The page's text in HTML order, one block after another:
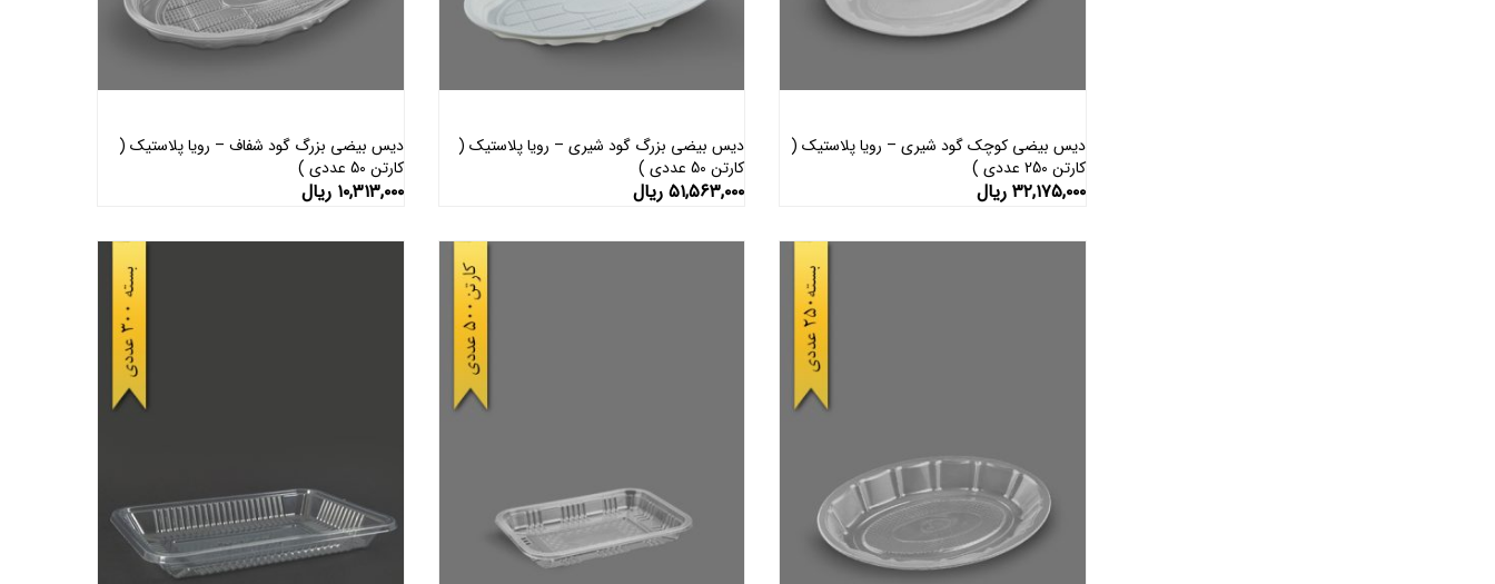
افزودن به سبد خرید
دیس بیضی کوچک گود شیری – رویا پلاستیک (
کارتن 250 عددی )
۳۲,۱۷۵,۰۰۰ ریال
افزودن به سبد خرید
دیس بیضی بزرگ گود شیری – رویا پلاستیک (
کارتن 50 عددی )
۵۱,۵۶۳,۰۰۰ ریال
افزودن به سبد خرید
دیس بیضی بزرگ گود شفاف – رویا پلاستیک (
کارتن 50 عددی )
۱۰,۳۱۳,۰۰۰ ریال